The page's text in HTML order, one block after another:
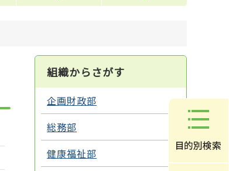
組織からさがす
企画財政部
総務部
健康福祉部